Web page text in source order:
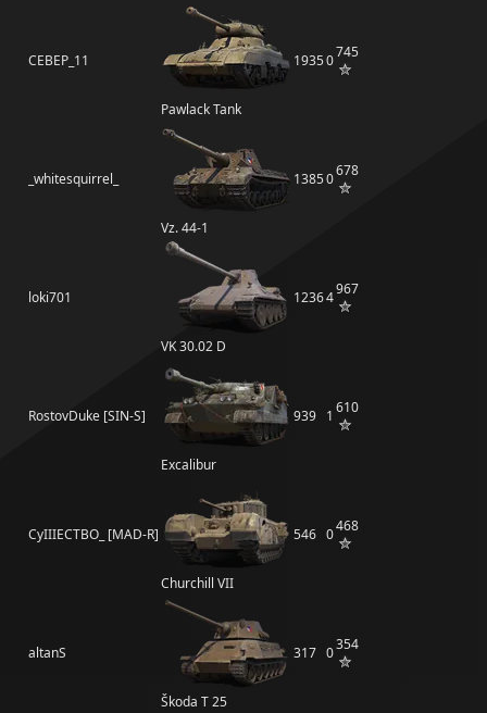
CEBEP_11
Pawlack Tank
19350745
_whitesquirrel_
Vz. 44-1
13850678
loki701
VK 30.02 D
12364967
RostovDuke [SIN-S]
Excalibur
939 1 610
CyIIIECTBO_ [MAD-R]
Churchill VII
546 0468
altanS
Škoda T 25
317 0354